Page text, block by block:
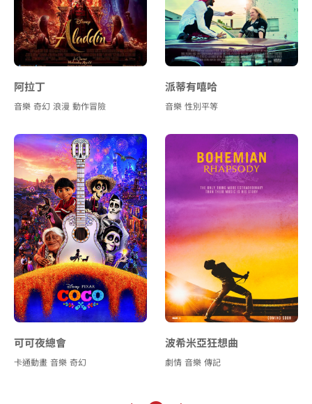
阿拉丁
音樂 奇幻 浪漫 動作冒險
派蒂有嘻哈
音樂 性別平等
可可夜總會
卡通動畫 音樂 奇幻
波希米亞狂想曲
劇情 音樂 傳記